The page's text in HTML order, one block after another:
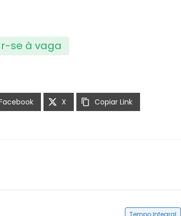
se à vaga
X Copiar Link
Tempo Integral